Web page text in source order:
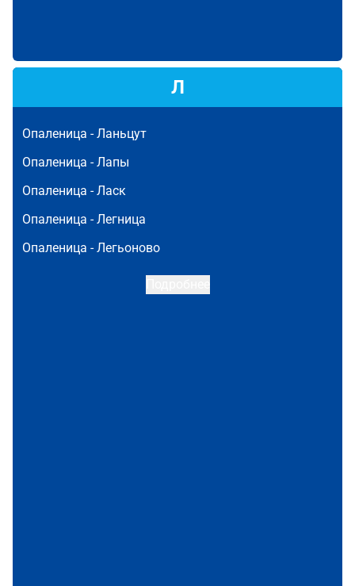
Л
Опаленица -Ланьцут
Опаленица -Лапы
Опаленица -Ласк
Опаленица -Легница
Опаленица -Легьоново